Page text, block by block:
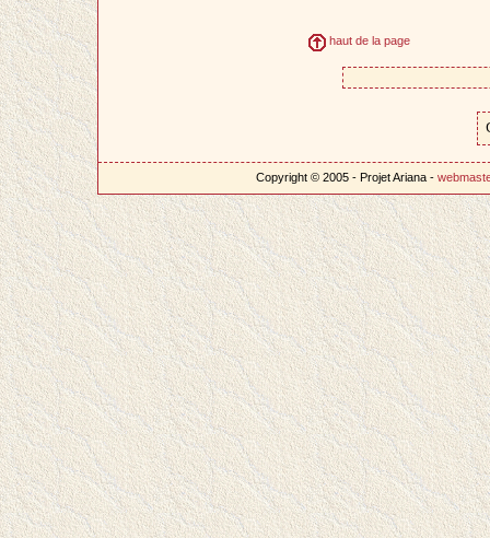
haut de la page
Copyright © 2005 - Projet Ariana -